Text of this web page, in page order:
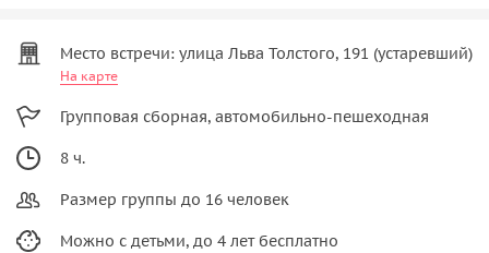
Место встречи: улица Льва Толстого, 191 (устаревший)
На карте
Групповая сборная, автомобильно-пешеходная
8 ч.
Размер группы до 16 человек
Можно с детьми, до 4 лет бесплатно